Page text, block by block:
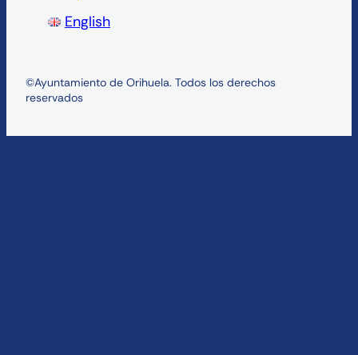
English
©Ayuntamiento de Orihuela. Todos los derechos
reservados